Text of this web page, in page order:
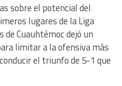
sobre el potencial del
lugares de la Liga
Cuauhtémoc dejó un
limitar a la ofensiva más
el triunfo de 5-1 que